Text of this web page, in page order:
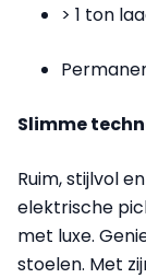
> 1 ton
Slimme
Ruim, stijlvol
elektrische
met luxe.
stoelen. Met